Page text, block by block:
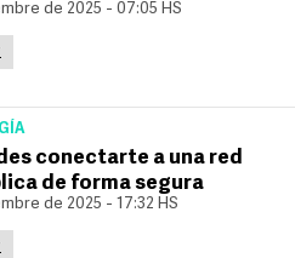
de 2025 - 07:05 HS
conectarte a una red
de forma segura
de 2025 - 17:32 HS